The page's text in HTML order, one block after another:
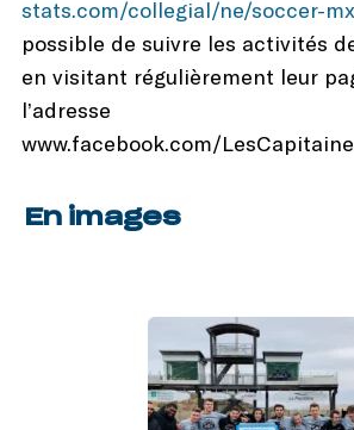
stats.com/collegial/ne/soccer-
possible de suivre les activités
en visitant régulièrement leur
l’adresse
www.facebook.com/
En images